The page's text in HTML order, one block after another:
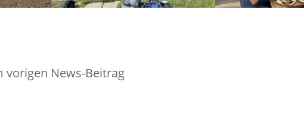
vorigen News-Beitrag